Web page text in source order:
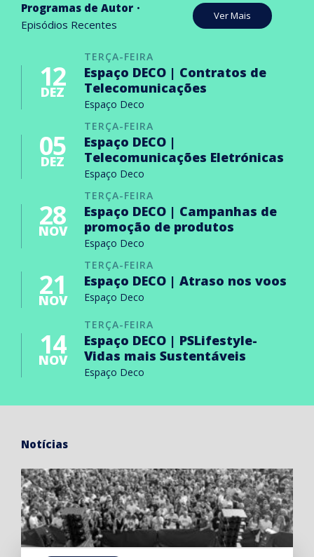
Programas de Autor
Episódios Recentes
Ver Mais
TERÇA-FEIRA
12
DEZ
Espaço DECO | Contratos de
Telecomunicações
Espaço Deco
TERÇA-FEIRA
05
DEZ
Espaço DECO |
Telecomunicações Eletrónicas
Espaço Deco
TERÇA-FEIRA
28
NOV
Espaço DECO | Campanhas de
promoção de produtos
Espaço Deco
TERÇA-FEIRA
21
NOV
Espaço DECO | Atraso nos voos
Espaço Deco
TERÇA-FEIRA
14
NOV
Espaço DECO | PSLifestyle-
Vidas mais Sustentáveis
Espaço Deco
Notícias